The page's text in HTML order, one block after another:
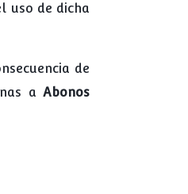
uso de dicha
de
aAbonos